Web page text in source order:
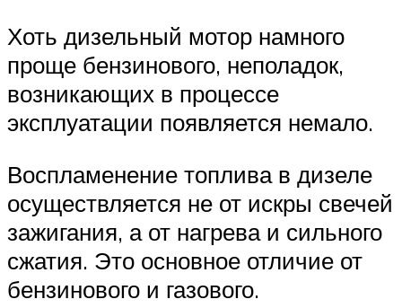
Хоть дизельный мотор намного
проще бензинового, неполадок,
возникающих в процессе
эксплуатации появляется немало.
Воспламенение топлива в дизеле
осуществляется не от искры свечей
зажигания, а от нагрева и сильного
сжатия. Это основное отличие от
бензинового и газового.